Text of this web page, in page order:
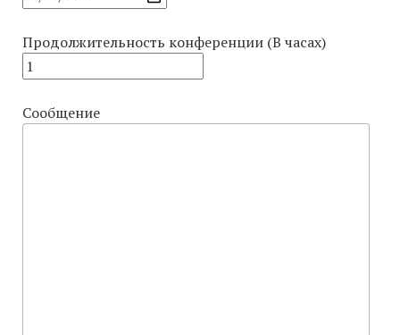
Продолжительность конференции (В часах)
Сообщение